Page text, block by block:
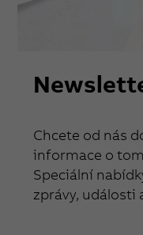
Chcete od nás
informace o
Speciální
zprávy, události